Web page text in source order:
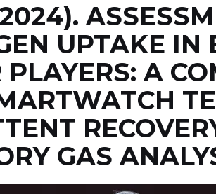
UPTAKE IN
PLAYERS: A
GAS